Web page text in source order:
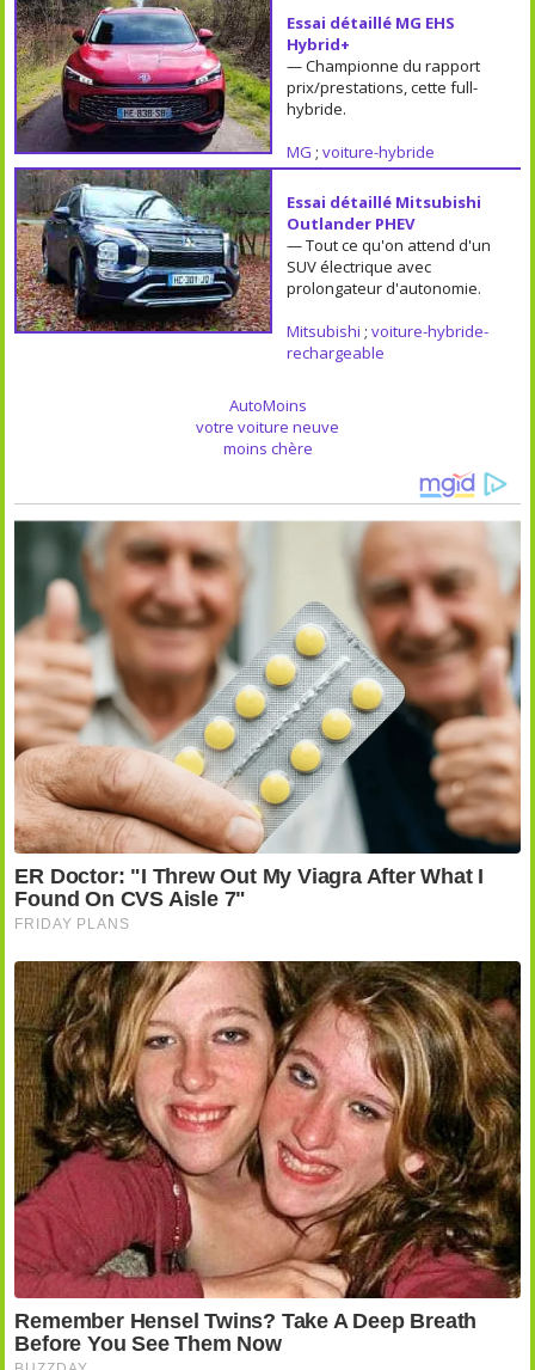
Essai détaillé MG EHS
Hybrid+
— Championne du rapport
prix/prestations, cette full-
hybride.
MG ; voiture-hybride
Essai détaillé Mitsubishi
Outlander PHEV
— Tout ce qu'on attend d'un
SUV électrique avec
prolongateur d'autonomie.
Mitsubishi ; voiture-hybride-
rechargeable
AutoMoins
votre voiture neuve
moins chère